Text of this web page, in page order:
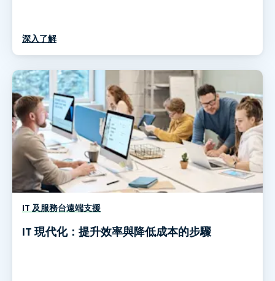
深入了解
IT 及服務台遠端支援
IT 現代化：提升效率與降低成本的步驟